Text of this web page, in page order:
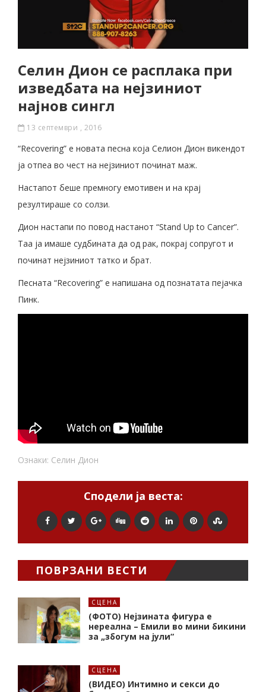
Селин Дион се расплака при
изведбата на нејзиниот
најнов сингл
13 септември , 2016
“Recovering” е новата песна која Селион Дион викендот
ја отпеа во чест на нејзиниот починат маж.
Настапот беше премногу емотивен и на крај
резултираше со солзи.
Дион настапи по повод настанот “Stand Up to Cancer”.
Таа ја имаше судбината да од рак, покрај сопругот и
починат нејзиниот татко и брат.
Песната “Recovering” е напишана од познатата пејачка
Пинк.
Ознаки: Селин Дион
Сподели ја веста:
ПОВРЗАНИ ВЕСТИ
СЦЕНА
(ФОТО) Нејзината фигура е
нереална – Емили во мини бикини
за „збогум на јули“
СЦЕНА
(ВИДЕО) Интимно и секси до